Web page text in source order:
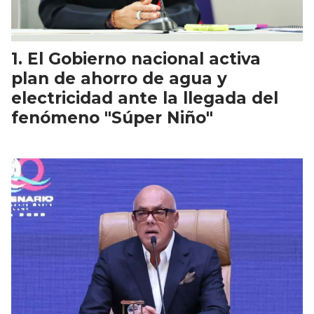
El Gobierno nacional activa
plan de ahorro de agua y
electricidad ante la llegada del
fenómeno "Súper Niño"